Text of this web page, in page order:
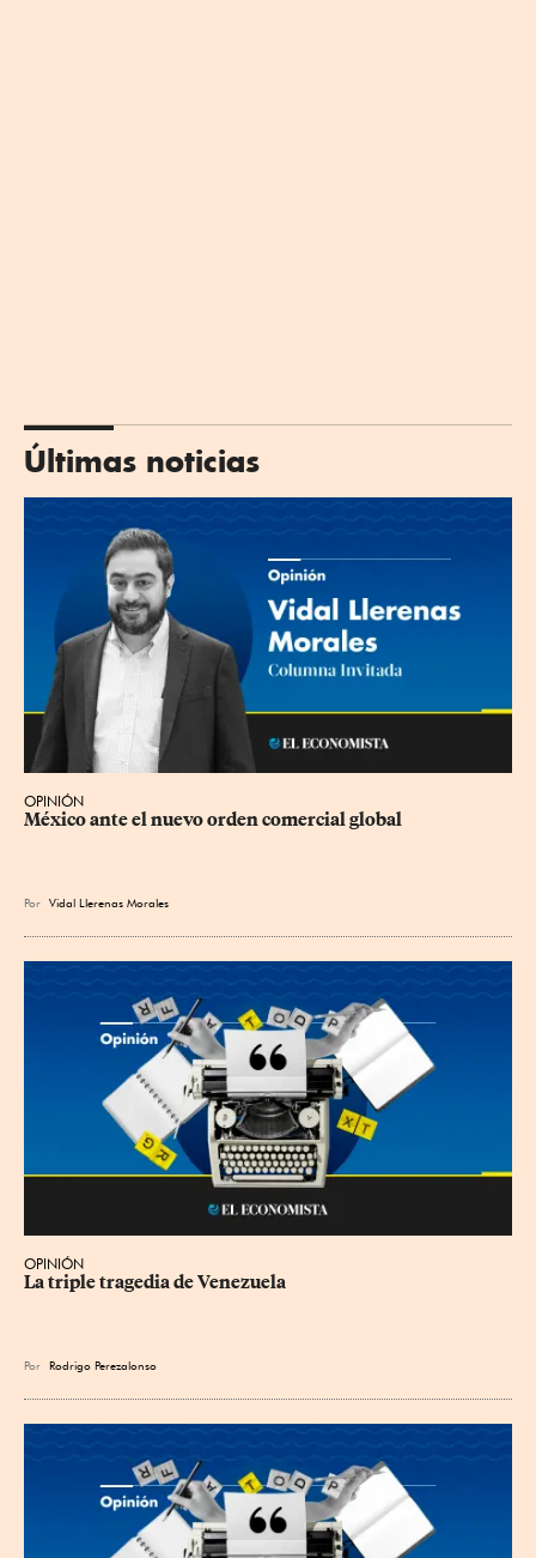
Últimas noticias
OPINIÓN
México ante el nuevo orden comercial global
Por Vidal Llerenas Morales
OPINIÓN
La triple tragedia de Venezuela
Por Rodrigo Perezalonso